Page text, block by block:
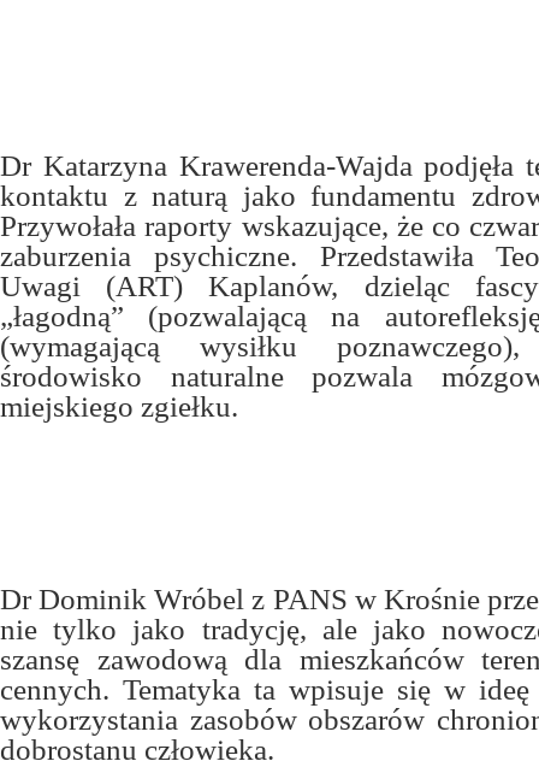
Dr Katarzyna Krawerenda-Wajda podjęła
kontaktu z naturą jako fundamentu
Przywołała raporty wskazujące, że co
zaburzenia psychiczne. Przedstawiła
Uwagi (ART) Kaplanów, dzieląc
„łagodną” (pozwalającą na
(wymagającą wysiłku
środowisko naturalne pozwala
miejskiego zgiełku.
Dr Dominik Wróbel z PANS w Krośnie
nie tylko jako tradycję, ale jako
szansę zawodową dla mieszkańców
cennych. Tematyka ta wpisuje się w ideę
wykorzystania zasobów obszarów
dobrostanu człowieka.